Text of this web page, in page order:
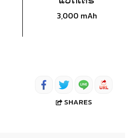
3,000 mAh
SHARES